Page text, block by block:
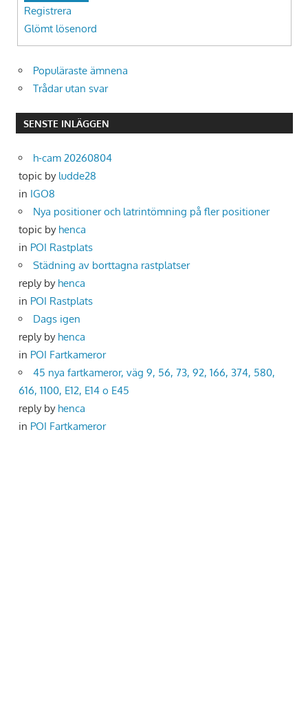
Registrera
Glömt lösenord
Populäraste ämnena
Trådar utan svar
SENSTE INLÄGGEN
h-cam 20260804
topic by ludde28
in IGO8
Nya positioner och latrintömning på fler positioner
topic by henca
in POI Rastplats
Städning av borttagna rastplatser
reply by henca
in POI Rastplats
Dags igen
reply by henca
in POI Fartkameror
45 nya fartkameror, väg 9, 56, 73, 92, 166, 374, 580,
616, 1100, E12, E14 o E45
reply by henca
in POI Fartkameror